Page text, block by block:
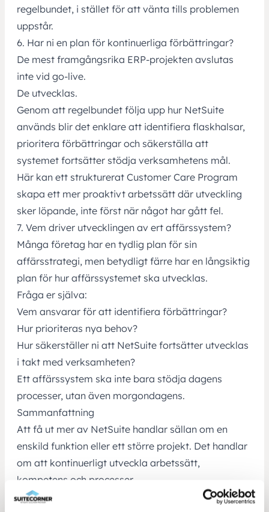
regelbundet, i stället för att vänta tills problemen
uppstår.
6. Har ni en plan för kontinuerliga förbättringar?
De mest framgångsrika ERP-projekten avslutas
inte vid go-live.
De utvecklas.
Genom att regelbundet följa upp hur NetSuite
används blir det enklare att identifiera flaskhalsar,
prioritera förbättringar och säkerställa att
systemet fortsätter stödja verksamhetens mål.
Här kan ett strukturerat Customer Care Program
skapa ett mer proaktivt arbetssätt där utveckling
sker löpande, inte först när något har gått fel.
7. Vem driver utvecklingen av ert affärssystem?
Många företag har en tydlig plan för sin
affärsstrategi, men betydligt färre har en långsiktig
plan för hur affärssystemet ska utvecklas.
Fråga er själva:
Vem ansvarar för att identifiera förbättringar?
Hur prioriteras nya behov?
Hur säkerställer ni att NetSuite fortsätter utvecklas
i takt med verksamheten?
Ett affärssystem ska inte bara stödja dagens
processer, utan även morgondagens.
Sammanfattning
Att få ut mer av NetSuite handlar sällan om en
enskild funktion eller ett större projekt. Det handlar
om att kontinuerligt utveckla arbetssätt,
kompetens och processer.
Om ni kunde svara ”ja” på samtliga frågor har ni